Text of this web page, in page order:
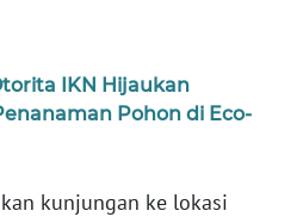
IKN Hijaukan
Pohon di Eco-
kunjungan ke lokasi